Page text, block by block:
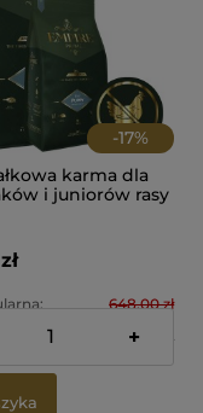
-17%
karma dla
i juniorów rasy
12+2kg Empire
648,00 zł
628,00 zł
+